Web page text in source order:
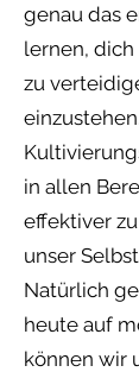
genau das
lernen,
zu
in allen
effektiver
unser
Natürlich
heute auf
können wir